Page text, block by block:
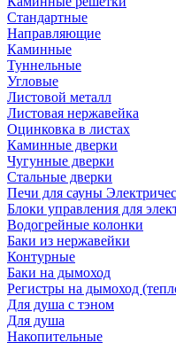
Стандартные
Направляющие
Каминные
Туннельные
Угловые
Листовой металл
Листовая нержавейка
Оцинковка в листах
Каминные дверки
Чугунные дверки
Стальные дверки
Печи для сауны
Блоки управления для
Водогрейные колонки
Баки из нержавейки
Контурные
Баки на дымоход
Регистры на дымоход
Для душа с тэном
Для душа
Накопительные